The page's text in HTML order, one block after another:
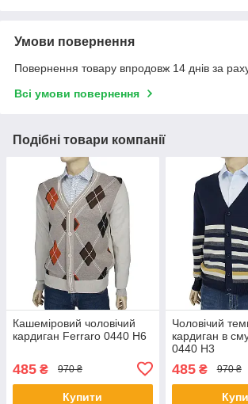
Умови повернення
Повернення товару впродовж 14 днів за
Всі умови повернення
Подібні товари компанії
Кашеміровий чоловічий
кардиган Ferraro 0440 Н6
485 ₴ 970 ₴
Купити
Чоловічий
кардиган в
0440 Н3
485₴ 970 ₴